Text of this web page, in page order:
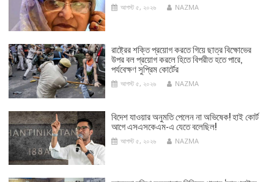
আগস্ট ৫, ২০২৬ NAZMA
রাষ্ট্রের শক্তি প্রয়োগ করতে গিয়ে ছাত্র বিক্ষোভের
উপর বল প্রয়োগ করলে হিতে বিপরীত হতে পারে,
পর্যবেক্ষণ সুপ্রিম কোর্টের
আগস্ট ৫, ২০২৬ NAZMA
বিদেশ যাওয়ার অনুমতি পেলেন না অভিষেক! হাই কোর্ট
আগে এসএসকেএম-এ যেতে বলেছিল!
আগস্ট ৫, ২০২৬ NAZMA